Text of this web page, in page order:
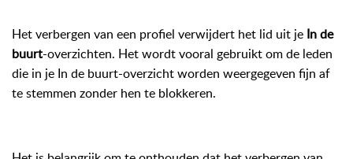
Het verbergen van een profiel verwijdert het lid uit je In de
buurt-overzichten. Het wordt vooral gebruikt om de leden
die in je In de buurt-overzicht worden weergegeven fijn af
te stemmen zonder hen te blokkeren.